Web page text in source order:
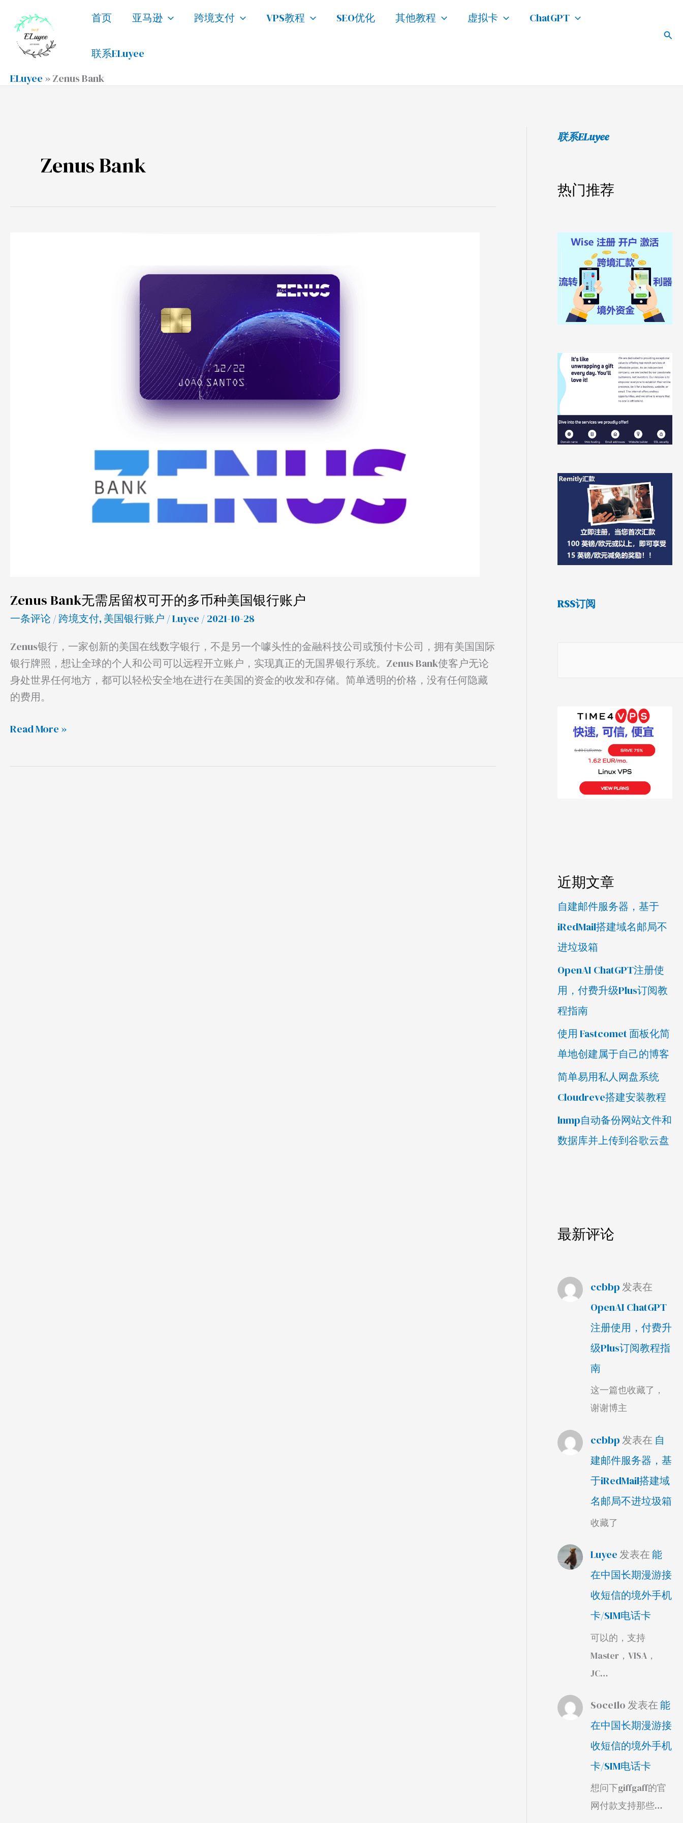
首页 亚马逊 跨境支付 VPS教程 SEO优化 其他教程 虚拟卡 ChatGPT
联系ELuyee
搜
ELuyee »Zenus Bank
Zenus Bank
Zenus Bank无需居留权可开的多币种美国银行账户
一条评论 /跨境支付, 美国银行账户 /Luyee / 2021-10-28
Zenus银行，一家创新的美国在线数字银行，不是另一个噱头性的金融科技公司或预付卡公司，拥有美国国际
银行牌照，想让全球的个人和公司可以远程开立账户，实现真正的无国界银行系统。Zenus Bank使客户无论
身处世界任何地方，都可以轻松安全地在进行在美国的资金的收发和存储。简单透明的价格，没有任何隐藏
的费用。
Read More »
联系ELuyee
热门推荐
RSS订阅
近期文章
自建邮件服务器，基于
iRedMail搭建域名邮局不
进垃圾箱
OpenAI ChatGPT注册使
用，付费升级Plus订阅教
程指南
使用 Fastcomet 面板化简
单地创建属于自己的博客
简单易用私人网盘系统
Cloudreve搭建安装教程
lnmp自动备份网站文件和
数据库并上传到谷歌云盘
最新评论
ccbbp发表在
OpenAI ChatGPT
注册使用，付费升
级Plus订阅教程指
南
这一篇也收藏了，
谢谢博主
ccbbp发表在 自
建邮件服务器，基
于iRedMail搭建域
名邮局不进垃圾箱
收藏了
Luyee发表在能
在中国长期漫游接
收短信的境外手机
卡/SIM电话卡
可以的，支持
Master，VISA，
JC…
Soce1lo发表在能
在中国长期漫游接
收短信的境外手机
卡/SIM电话卡
想问下giffgaff的官
网付款支持那些…